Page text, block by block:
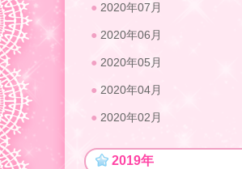
2020年07月
2020年06月
2020年05月
2020年04月
2020年02月
2019年